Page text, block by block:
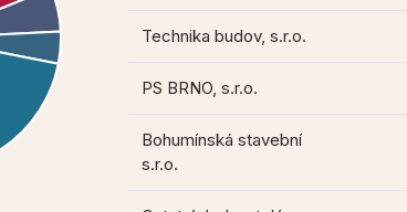
Technika budov, s.r.o.
PS BRNO, s.r.o.
Bohumínská stavební
s.r.o.